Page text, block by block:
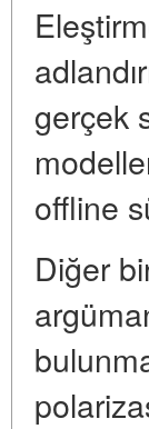
gerçek
offline
Diğer